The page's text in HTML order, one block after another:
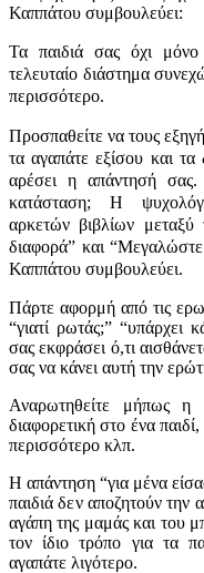
Καππάτου συμβουλεύει:
Τα παιδιά σας όχι
τελευταίο διάστημα
περισσότερο.
Προσπαθείτε να τους
τα αγαπάτε εξίσου και τα
αρέσει η απάντησή σας.
κατάσταση; Η
αρκετών βιβλίων
διαφορά” και
Καππάτου συμβουλεύει.
Πάρτε αφορμή από τις
“γιατί ρωτάς;” “υπάρχει
σας εκφράσει ό,τι
σας να κάνει αυτή την
Αναρωτηθείτε μήπως η
διαφορετική στο ένα
περισσότερο κλπ.
Η απάντηση “για μένα
παιδιά δεν αποζητούν την
αγάπη της μαμάς και του
τον ίδιο τρόπο για τα
αγαπάτε λιγότερο.